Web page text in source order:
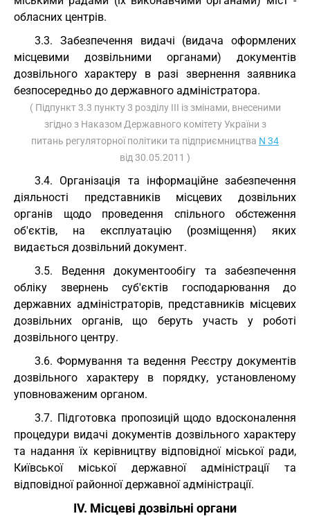
обласних центрів.
3.3. Забезпечення видачі (видача оформлених
місцевими дозвільними органами) документів
дозвільного характеру в разі звернення заявника
безпосередньо до державного адміністратора.
( Підпункт 3.3 пункту 3 розділу III із змінами, внесеними
згідно з Наказом Державного комітету України з
питань регуляторної політики та підприємництва N 34
від 30.05.2011 )
3.4. Організація та інформаційне забезпечення
діяльності представників місцевих дозвільних
органів щодо проведення спільного обстеження
об'єктів, на експлуатацію (розміщення) яких
видається дозвільний документ.
3.5. Ведення документообігу та забезпечення
обліку звернень суб'єктів господарювання до
державних адміністраторів, представників місцевих
дозвільних органів, що беруть участь у роботі
дозвільного центру.
3.6. Формування та ведення Реєстру документів
дозвільного характеру в порядку, установленому
уповноваженим органом.
3.7. Підготовка пропозицій щодо вдосконалення
процедури видачі документів дозвільного характеру
та надання їх керівництву відповідної міської ради,
Київської міської державної адміністрації та
відповідної районної державної адміністрації.
IV. Місцеві дозвільні органи